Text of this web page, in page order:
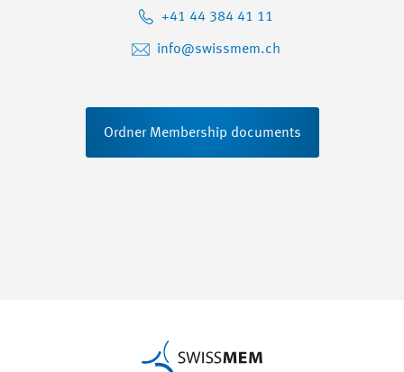
+41 44 384 41 11
info@swissmem.ch
Ordner Membership documents